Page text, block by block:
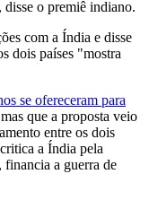
o premiê indiano.
com a Índia e disse
dois países "mostra
se ofereceram para
que a proposta veio
entre os dois
a Índia pela
financia a guerra de